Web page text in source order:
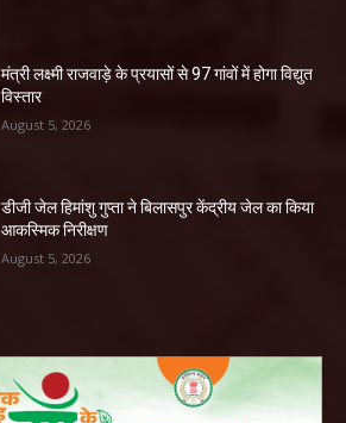
मंत्री लक्ष्मी राजवाड़े के प्रयासों से 97 गांवों में होगा विद्युत
विस्तार
August 5, 2026
डीजी जेल हिमांशु गुप्ता ने बिलासपुर केंद्रीय जेल का किया
आकस्मिक निरीक्षण
August 5, 2026